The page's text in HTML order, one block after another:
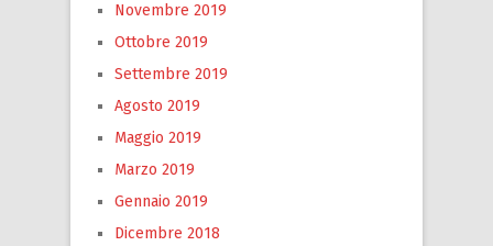
Novembre 2019
Ottobre 2019
Settembre 2019
Agosto 2019
Maggio 2019
Marzo 2019
Gennaio 2019
Dicembre 2018